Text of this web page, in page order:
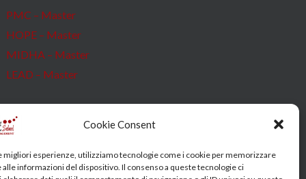
Cookie Consent
migliori esperienze, utilizziamo tecnologie come i cookie per memorizzare
alle informazioni del dispositivo. Il consenso a queste tecnologie ci
PMC – Master
HOPE – Master
MIDHA – Master
LEAD – Master